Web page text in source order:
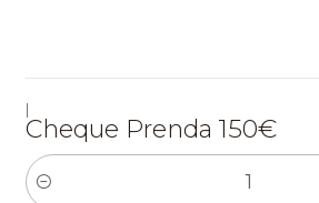
Cheque Prenda 150€
Quantidade